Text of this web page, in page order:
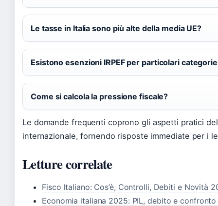
Le tasse in Italia sono più alte della media UE?
Esistono esenzioni IRPEF per particolari
Come si calcola la pressione fiscale?
Le domande frequenti coprono gli aspetti pratici
internazionale, fornendo risposte immediate per i
Letture correlate
Fisco Italiano: Cos’è, Controlli, Debiti e Novità
Economia italiana 2025: PIL, debito e